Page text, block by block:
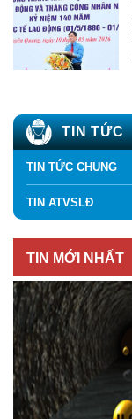
TIN TỨC
TIN TỨC CHUNG
TIN ATVSLĐ
TIN MỚI NHẤT